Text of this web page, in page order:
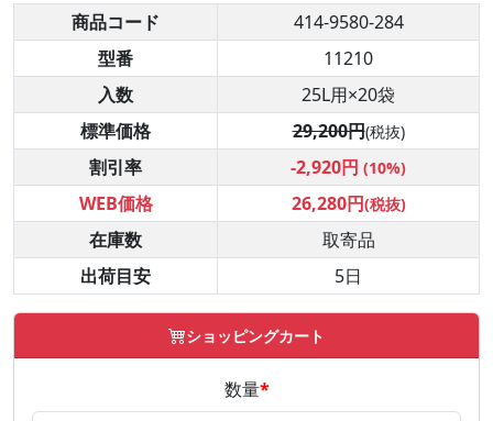
商品コード
414-9580-284
型番
11210
入数
25L用×20袋
標準価格
29,200円(税抜)
割引率 -2,920円 (10%)
WEB価格 26,280円(税抜)
在庫数
取寄品
出荷目安
5日
ショッピングカート
数量*